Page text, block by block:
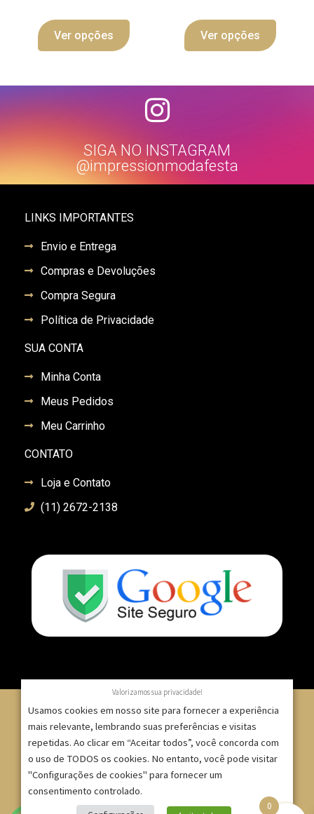
Ver opções Ver opções
SIGA NO INSTAGRAM
@impressionmodafesta
LINKS IMPORTANTES
Envio e Entrega
Compras e Devoluções
Compra Segura
Política de Privacidade
SUA CONTA
Minha Conta
Meus Pedidos
Meu Carrinho
CONTATO
Loja e Contato
(11) 2672-2138
© 2007 – 2025 – ImpressionModaFesta | Rua Serra de
Japi, 1332 – Tatuapé – São Paulo/SP – CNPJ:
09.271.257/0001-52 |
0
Valorizamos sua privacidade!
Usamos cookies em nosso site para fornecer a experiência
mais relevante, lembrando suas preferências e visitas
repetidas. Ao clicar em “Aceitar todos”, você concorda com
o uso de TODOS os cookies. No entanto, você pode visitar
"Configurações de cookies" para fornecer um
consentimento controlado.